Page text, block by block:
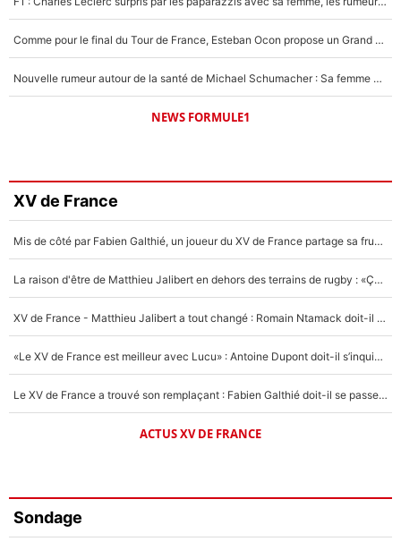
Comme pour le final du Tour de France, Esteban Ocon propose un Grand Prix de Formule 1 à Paris : «Autour de l’Arc de Triomphe, ce serait génial» !
Nouvelle rumeur autour de la santé de Michael Schumacher : Sa femme Corinna sort du silence
NEWS FORMULE1
XV de France
Mis de côté par Fabien Galthié, un joueur du XV de France partage sa frustration : «ils ne me l’ont pas dit tout de suite»
La raison d'être de Matthieu Jalibert en dehors des terrains de rugby : «Ça m'atteint autant que si tu touches à un membre de ma famille»
XV de France - Matthieu Jalibert a tout changé : Romain Ntamack doit-il s’inquiéter pour sa place à un an de la Coupe du monde ?
«Le XV de France est meilleur avec Lucu» : Antoine Dupont doit-il s’inquiéter pour sa place ?
Le XV de France a trouvé son remplaçant : Fabien Galthié doit-il se passer d'Antoine Dupont ?
ACTUS XV DE FRANCE
Sondage